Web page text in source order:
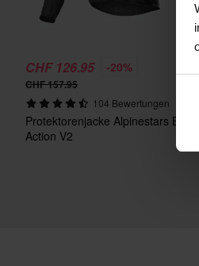
CHF 126.95 -20%
CHF 157.95
104 Bewertungen
Protektorenjacke Alpinestars Bionic
Action V2